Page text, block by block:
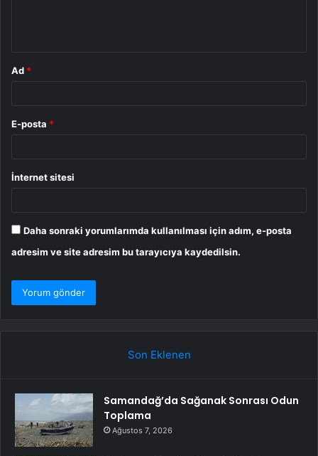
Ad *
E-posta *
İnternet sitesi
Daha sonraki yorumlarımda kullanılması için adım, e-posta
adresim ve site adresim bu tarayıcıya kaydedilsin.
Son Eklenen
Samandağ’da Sağanak Sonrası Odun
Toplama
Ağustos 7, 2026